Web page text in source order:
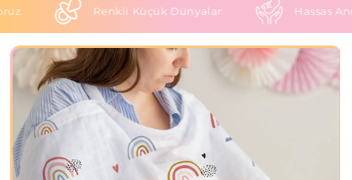
Renkli Küçük Dünyalar Hassas Anne
Ürün bilgisine
atla